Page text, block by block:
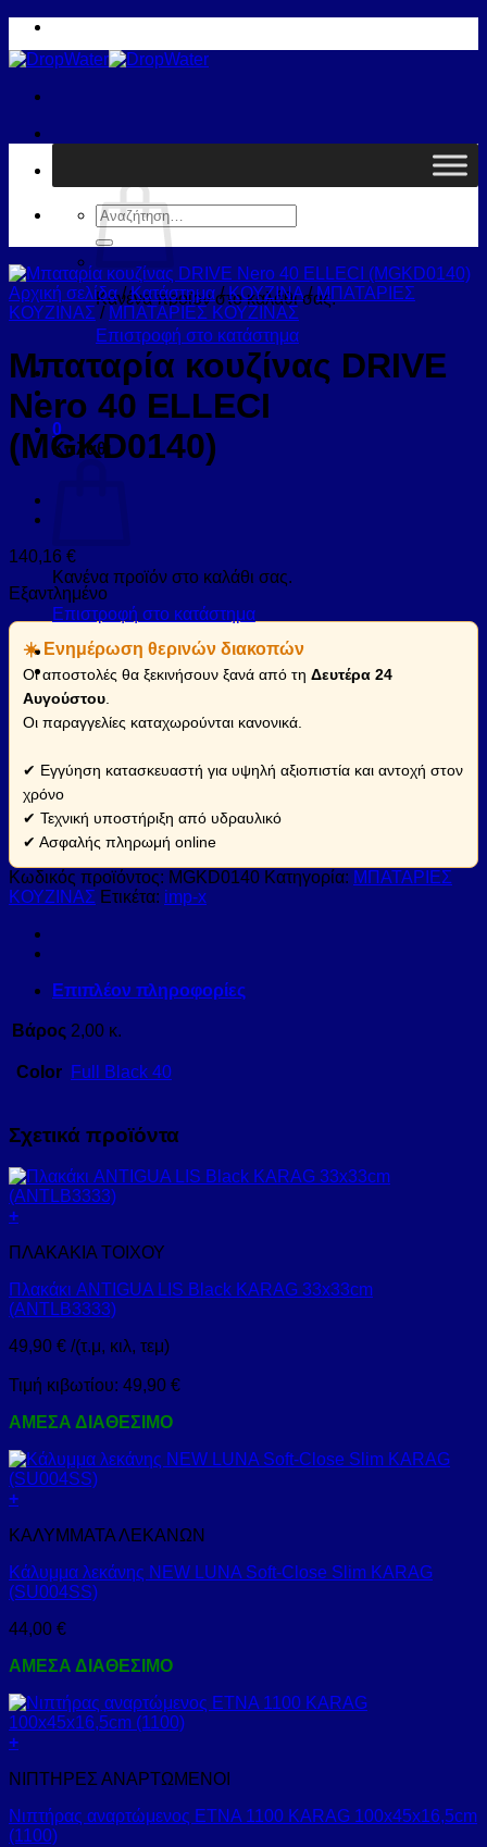
Μετάβαση
περιεχόμενο
Κανένα προϊόν στο καλάθι σας.
Επιστροφή στο κατάστημα
0
Καλάθι
Κανένα προϊόν στο καλάθι σας.
Επιστροφή στο κατάστημα
Αναζήτηση
για:
Αρχική σελίδα / Κατάστημα / ΚΟΥΖΙΝΑ / ΜΠΑΤΑΡΙΕΣ
ΚΟΥΖΙΝΑΣ / ΜΠΑΤΑΡΙΕΣ ΚΟΥΖΙΝΑΣ
Μπαταρία κουζίνας DRIVE
Nero 40 ELLECI
(MGKD0140)
140,16 €
Εξαντλημένο
☀️ Ενημέρωση θερινών διακοπών
Οι αποστολές θα ξεκινήσουν ξανά από τη Δευτέρα 24
Αυγούστου
Οι παραγγελίες καταχωρούνται κανονικά.
✔ Εγγύηση κατασκευαστή για υψηλή αξιοπιστία και αντοχή στον
χρόνο
✔ Τεχνική υποστήριξη από υδραυλικό
✔ Ασφαλής πληρωμή online
Κωδικός προϊόντος: MGKD0140 Κατηγορία: ΜΠΑΤΑΡΙΕΣ
ΚΟΥΖΙΝΑΣ Ετικέτα: imp-x
Επιπλέον πληροφορίες
Βάρος 2,00 κ.
Color Full Black 40
Σχετικά προϊόντα
+
ΠΛΑΚΑΚΙΑ ΤΟΙΧΟΥ
Πλακάκι ANTIGUA LIS Black KARAG 33x33cm
(ANTLB3333)
49,90 € /(τ.μ, κιλ, τεμ)
Τιμή κιβωτίου: 49,90 €
ΑΜΕΣΑ ΔΙΑΘΕΣΙΜΟ
+
ΚΑΛΥΜΜΑΤΑ ΛΕΚΑΝΩΝ
Κάλυμμα λεκάνης NEW LUNA Soft-Close Slim KARAG
(SU004SS)
44,00 €
ΑΜΕΣΑ ΔΙΑΘΕΣΙΜΟ
+
ΝΙΠΤΗΡΕΣ ΑΝΑΡΤΩΜΕΝΟΙ
Νιπτήρας αναρτώμενος ETNA 1100 KARAG 100x45x16,5cm
(1100)